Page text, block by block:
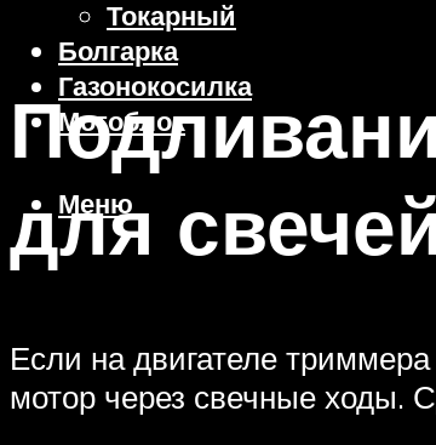
Токарный
Болгарка
Газонокосилка
Мотоблок
Меню
для
Если на двигателе
мотор через свечные ходы.